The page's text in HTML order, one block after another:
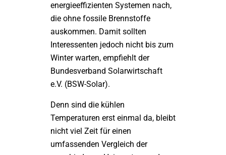
energieeffizienten Systemen nach,
die ohne fossile Brennstoffe
auskommen. Damit sollten
Interessenten jedoch nicht bis zum
Winter warten, empfiehlt der
Bundesverband Solarwirtschaft
e.V. (BSW-Solar).
Denn sind die kühlen
Temperaturen erst einmal da, bleibt
nicht viel Zeit für einen
umfassenden Vergleich der